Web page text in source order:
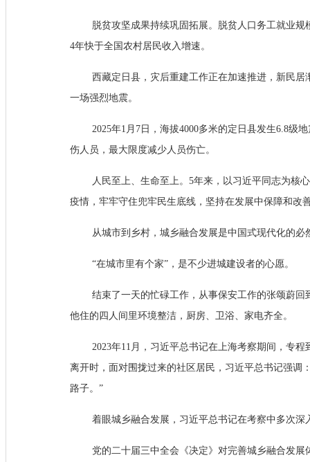
脱贫攻坚成果持续巩固拓展。脱贫人口务工就业
4年快于全国农村居民收入增速。
西藏定日县，灾后重建工作正在加速推进，新民
一场强烈地震。
2025年1月7日，海拔4000多米的定日县发生6.8级
伤人员，最大限度减少人员伤亡。
人民至上、生命至上。5年来，以习近平同志为核
疫情，牢牢守住兜牢民生底线，坚持在发展中保障和改
从城市到乡村，城乡融合发展是中国式现代化的
“在城市里有个家”，是不少进城建设者的心愿。
结束了一天的忙碌工作，从事保安工作的张颂蔚
他住的四人间里环境整洁，厨房、卫浴、家电齐全。
2023年11月，习近平总书记在上海考察期间，专
离开时，面对围拢过来的社区居民，习近平总书记强调
路子。”
着眼城乡融合发展，习近平总书记在考察中多次
党的二十届三中全会《决定》对完善城乡融合发